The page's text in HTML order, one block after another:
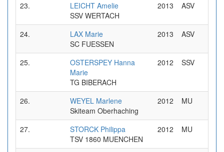
23.
LEICHT Amelie
SSV WERTACH
2013 ASV
24.
LAX Marie
SC FUESSEN
2013 ASV
25.
OSTERSPEY Hanna
Marie
TG BIBERACH
2012 SSV
26.
WEYEL Marlene
Skiteam Oberhaching
2012 MU
27.
STORCK Philippa
TSV 1860 MUENCHEN
2012 MU